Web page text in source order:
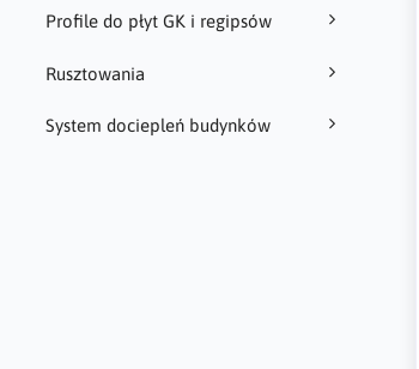
Profile do płyt GK i regipsów
Rusztowania
System dociepleń budynków